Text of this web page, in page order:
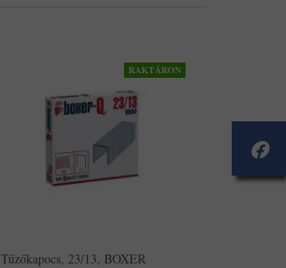
RAKTÁRON
Tűzőkapocs, 23/13, BOXER